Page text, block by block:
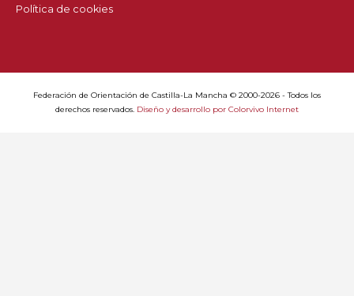
Política de cookies
Federación de Orientación de Castilla-La Mancha © 2000-2026 - Todos los
derechos reservados. Diseño y desarrollo por Colorvivo Internet